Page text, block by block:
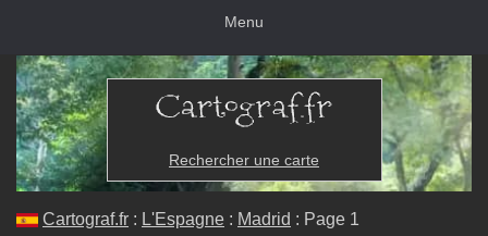
Menu
Rechercher une carte
Cartograf.fr : L'Espagne : Madrid : Page 1